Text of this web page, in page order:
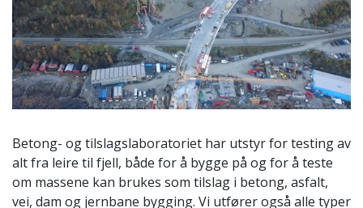
Betong- og tilslagslaboratoriet har utstyr for testing av
alt fra leire til fjell, både for å bygge på og for å teste
om massene kan brukes som tilslag i betong, asfalt,
vei, dam og jernbane bygging. Vi utfører også alle typer